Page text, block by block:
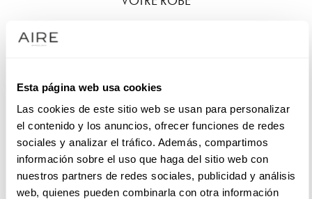
Esta página web usa cookies
Las cookies de este sitio web se usan para personalizar
el contenido y los anuncios, ofrecer funciones de redes
sociales y analizar el tráfico. Además, compartimos
información sobre el uso que haga del sitio web con
nuestros partners de redes sociales, publicidad y análisis
web, quienes pueden combinarla con otra información